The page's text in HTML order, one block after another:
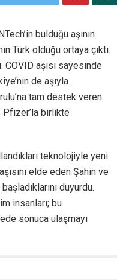
bulduğu aşının
Türk olduğu ortaya çıktı.
COVID aşısı sayesinde
de aşıyla
tam destek veren
Pfizer’la birlikte
teknolojiyle yeni
elde eden Şahin ve
duyurdu.
insanları; bu
sonuca ulaşmayı